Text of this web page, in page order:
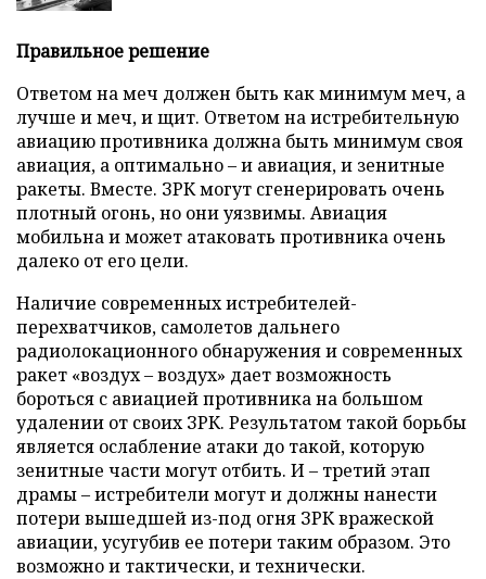
Правильное решение
Ответом на меч должен быть как минимум меч, а
лучше и меч, и щит. Ответом на истребительную
авиацию противника должна быть минимум своя
авиация, а оптимально – и авиация, и зенитные
ракеты. Вместе. ЗРК могут сгенерировать очень
плотный огонь, но они уязвимы. Авиация
мобильна и может атаковать противника очень
далеко от его цели.
Наличие современных истребителей-
перехватчиков, самолетов дальнего
радиолокационного обнаружения и современных
ракет «воздух – воздух» дает возможность
бороться с авиацией противника на большом
удалении от своих ЗРК. Результатом такой борьбы
является ослабление атаки до такой, которую
зенитные части могут отбить. И – третий этап
драмы – истребители могут и должны нанести
потери вышедшей из-под огня ЗРК вражеской
авиации, усугубив ее потери таким образом. Это
возможно и тактически, и технически.